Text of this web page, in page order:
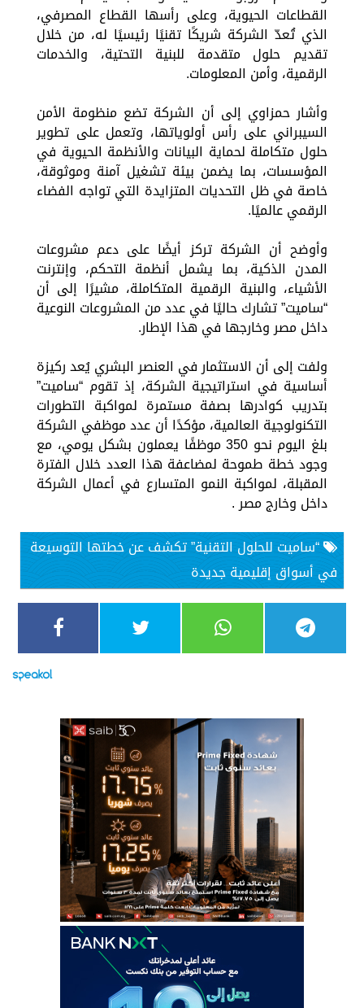
القطاعات الحيوية، وعلى رأسها القطاع المصرفي،
الذي تُعدّ الشركة شريكًا تقنيًا رئيسيًا له، من خلال
تقديم حلول متقدمة للبنية التحتية، والخدمات
الرقمية، وأمن المعلومات.
وأشار حمزاوي إلى أن الشركة تضع منظومة الأمن
السيبراني على رأس أولوياتها، وتعمل على تطوير
حلول متكاملة لحماية البيانات والأنظمة الحيوية في
المؤسسات، بما يضمن بيئة تشغيل آمنة وموثوقة،
خاصة في ظل التحديات المتزايدة التي تواجه الفضاء
الرقمي عالميًا.
وأوضح أن الشركة تركز أيضًا على دعم مشروعات
المدن الذكية، بما يشمل أنظمة التحكم، وإنترنت
الأشياء، والبنية الرقمية المتكاملة، مشيرًا إلى أن
“ساميت” تشارك حاليًا في عدد من المشروعات النوعية
داخل مصر وخارجها في هذا الإطار.
ولفت إلى أن الاستثمار في العنصر البشري يُعد ركيزة
أساسية في استراتيجية الشركة، إذ تقوم “ساميت”
بتدريب كوادرها بصفة مستمرة لمواكبة التطورات
التكنولوجية العالمية، مؤكدًا أن عدد موظفي الشركة
بلغ اليوم نحو 350 موظفًا يعملون بشكل يومي، مع
وجود خطة طموحة لمضاعفة هذا العدد خلال الفترة
المقبلة، لمواكبة النمو المتسارع في أعمال الشركة
داخل وخارج مصر .
“ساميت للحلول التقنية” تكشف عن خطتها التوسيعة
في أسواق إقليمية جديدة